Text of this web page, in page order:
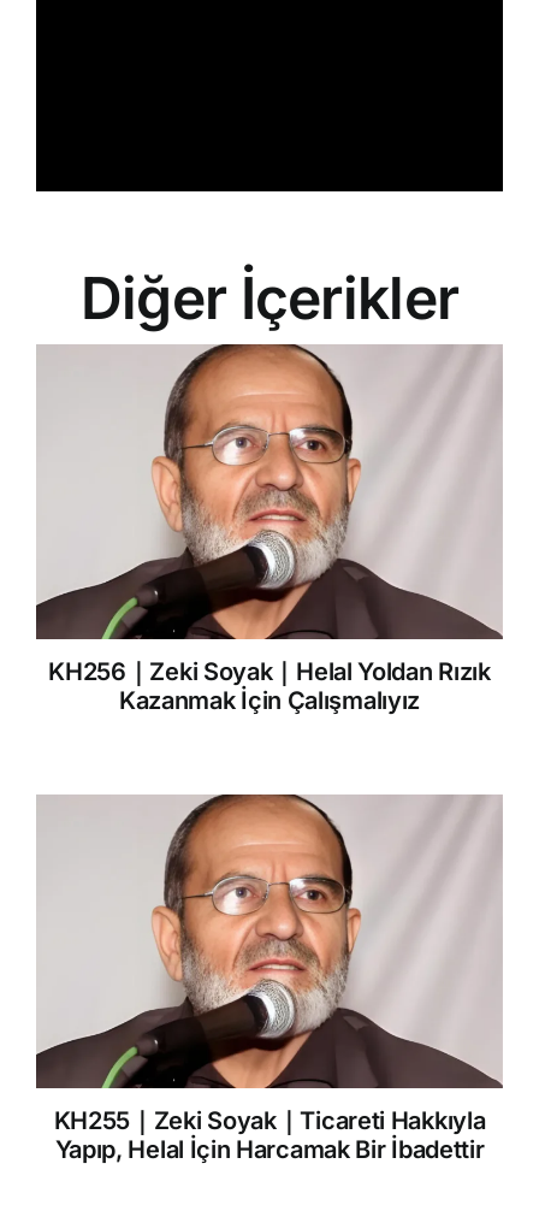
Diğer İçerikler
KH256｜Zeki Soyak｜Helal Yoldan Rızık
Kazanmak İçin Çalışmalıyız
KH255｜Zeki Soyak｜Ticareti Hakkıyla
Yapıp, Helal İçin Harcamak Bir İbadettir